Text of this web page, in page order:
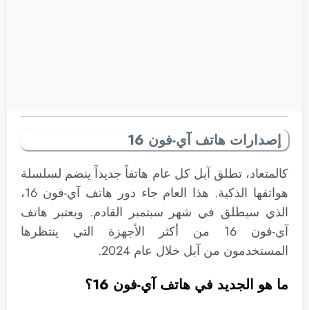
إصدارات هاتف آي-فون 16
كالمتعاد، تطلق آبل كل عام هاتفاً جديداً ينضم لسلسلة
هواتفها الذكية. هذا العام جاء دور هاتف آي-فون 16،
الذي سيطلق في شهر سبتمبر القادم. ويعتبر هاتف
آي-فون 16 من أكثر الأجهزة التي ينتظرها
المستخدمون من آبل خلال عام 2024.
ما هو الجديد في هاتف آي-فون 16؟